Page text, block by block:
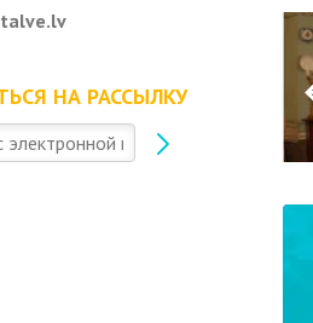
НА РАССЫЛКУ